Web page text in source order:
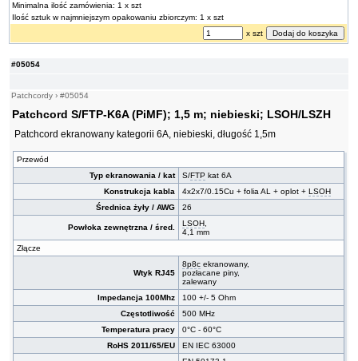
#05054
Patchcordy ›#05054
Patchcord S/FTP-K6A (PiMF); 1,5 m; niebieski; LSOH/LSZH
Patchcord ekranowany kategorii 6A, niebieski, długość 1,5m
Przewód
Typ ekranowania / kat
S/FTP kat 6A
Konstrukcja kabla
4x2x7/0.15Cu + folia AL + oplot +LSOH
Średnica żyły / AWG
26
Powłoka zewnętrzna / śred. LSOH,
4,1 mm
Złącze
Wtyk RJ45
8p8c ekranowany,
pozłacane piny,
zalewany
Impedancja 100Mhz
100 +/- 5 Ohm
Częstotliwość
500 MHz
Temperatura pracy
0°C - 60°C
RoHS 2011/65/EU
EN IEC 63000
Minimalna ilość zamówienia: 1 x szt
Ilość sztuk w najmniejszym opakowaniu zbiorczym: 1 x szt
x szt